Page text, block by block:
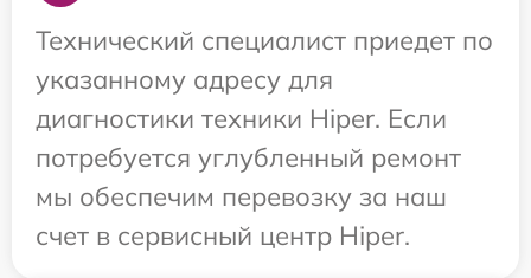
Технический специалист приедет по
указанному адресу для
диагностики техники Hiper. Если
потребуется углубленный ремонт
мы обеспечим перевозку за наш
счет в сервисный центр Hiper.